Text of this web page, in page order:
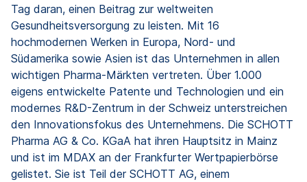
Tag daran, einen Beitrag zur weltweiten
Gesundheitsversorgung zu leisten. Mit 16
hochmodernen Werken in Europa, Nord- und
Südamerika sowie Asien ist das Unternehmen in allen
wichtigen Pharma-Märkten vertreten. Über 1.000
eigens entwickelte Patente und Technologien und ein
modernes R&D-Zentrum in der Schweiz unterstreichen
den Innovationsfokus des Unternehmens. Die SCHOTT
Pharma AG & Co. KGaA hat ihren Hauptsitz in Mainz
und ist im MDAX an der Frankfurter Wertpapierbörse
gelistet. Sie ist Teil der SCHOTT AG, einem